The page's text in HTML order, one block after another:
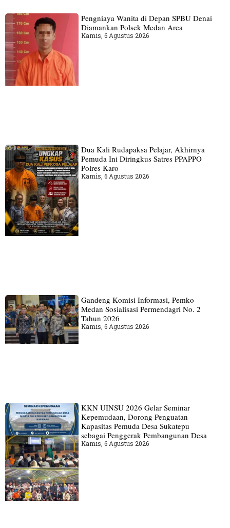
Pengniaya Wanita di Depan SPBU Denai
Diamankan Polsek Medan Area
Kamis, 6 Agustus 2026
Dua Kali Rudapaksa Pelajar, Akhirnya
Pemuda Ini Diringkus Satres PPAPPO
Polres Karo
Kamis, 6 Agustus 2026
Gandeng Komisi Informasi, Pemko
Medan Sosialisasi Permendagri No. 2
Tahun 2026
Kamis, 6 Agustus 2026
KKN UINSU 2026 Gelar Seminar
Kepemudaan, Dorong Penguatan
Kapasitas Pemuda Desa Sukatepu
sebagai Penggerak Pembangunan Desa
Kamis, 6 Agustus 2026